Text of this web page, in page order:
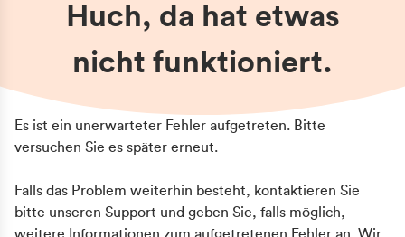
Huch, da hat etwas
nicht funktioniert.
Es ist ein unerwarteter Fehler aufgetreten. Bitte
versuchen Sie es später erneut.
Falls das Problem weiterhin besteht, kontaktieren Sie
bitte unseren Support und geben Sie, falls möglich,